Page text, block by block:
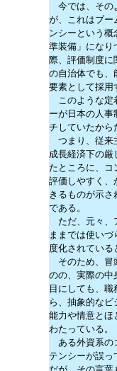
今では、その
が、これはブー
ンシーという概
準装備」になり
際、評価制度に
の自治体でも、
要素として採用
このような定
ーが日本の人事
チしていたから
つまり、従来
成長経済下の厳
たところに、コ
評価しやすく、
きるものが示
である。
ただ、元々、
ままでは使いづ
度化されてい
そのため、冒
のの、実際の中
目にしても、
ら、抽象的な
能力や情意とほ
わたっている。
ある外資系の
テンシーが誤っ